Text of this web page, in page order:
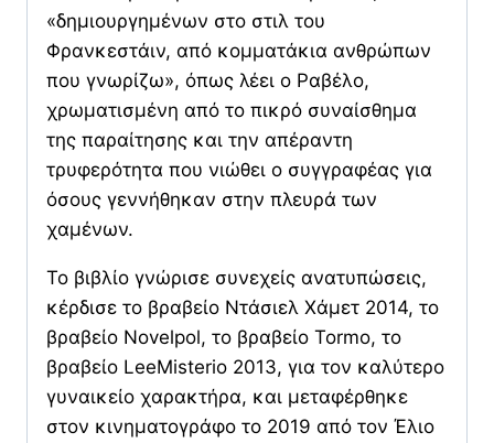
«δημιουργημένων στο στιλ του
Φρανκεστάιν, από κομματάκια ανθρώπων
που γνωρίζω», όπως λέει ο Ραβέλο,
χρωματισμένη από το πικρό συναίσθημα
της παραίτησης και την απέραντη
τρυφερότητα που νιώθει ο συγγραφέας για
όσους γεννήθηκαν στην πλευρά των
χαμένων.
Το βιβλίο γνώρισε συνεχείς ανατυπώσεις,
κέρδισε το βραβείο Ντάσιελ Χάμετ 2014, το
βραβείο Novelpol, το βραβείο Tormo, το
βραβείο LeeMisterio 2013, για τον καλύτερο
γυναικείο χαρακτήρα, και μεταφέρθηκε
στον κινηματογράφο το 2019 από τον Έλιο